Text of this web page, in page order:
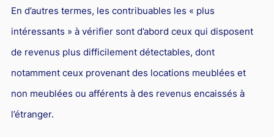
Gestion des crises
Responsabilité Sociétale des Entreprises (R.S.E)
Hôtellerie et restauration
Procédures et tribunaux
Contentieux cession d’entreprise
Droit commercial
En d’autres termes, les contribuables les « plus
intéressants » à vérifier sont d’abord ceux qui disposent
de revenus plus difficilement détectables, dont
notamment ceux provenant des locations meublées et
non meublées ou afférents à des revenus encaissés à
l’étranger.